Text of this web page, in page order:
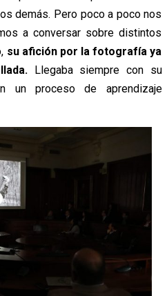
demás. Pero poco a poco nos
a conversar sobre distintos
su afición por la fotografía ya
Llegaba siempre con su
un proceso de aprendizaje